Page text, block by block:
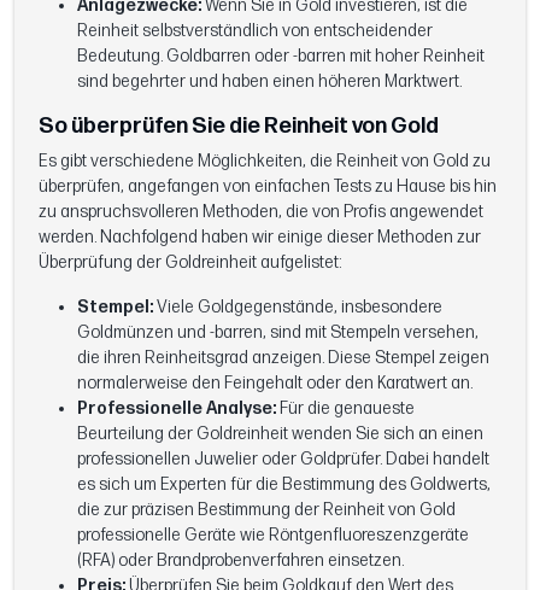
Anlagezwecke:Wenn Sie in Gold investieren, ist die
Reinheit selbstverständlich von entscheidender
Bedeutung. Goldbarren oder -barren mit hoher Reinheit
sind begehrter und haben einen höheren Marktwert.
So überprüfen Sie die Reinheit von Gold
Es gibt verschiedene Möglichkeiten, die Reinheit von Gold zu
überprüfen, angefangen von einfachen Tests zu Hause bis hin
zu anspruchsvolleren Methoden, die von Profis angewendet
werden. Nachfolgend haben wir einige dieser Methoden zur
Überprüfung der Goldreinheit aufgelistet:
Stempel:Viele Goldgegenstände, insbesondere
Goldmünzen und -barren, sind mit Stempeln versehen,
die ihren Reinheitsgrad anzeigen. Diese Stempel zeigen
normalerweise den Feingehalt oder den Karatwert an.
Professionelle Analyse: Für die genaueste
Beurteilung der Goldreinheit wenden Sie sich an einen
professionellen Juwelier oder Goldprüfer. Dabei handelt
es sich um Experten für die Bestimmung des Goldwerts,
die zur präzisen Bestimmung der Reinheit von Gold
professionelle Geräte wie Röntgenfluoreszenzgeräte
(RFA) oder Brandprobenverfahren einsetzen.
Preis:Überprüfen Sie beim Goldkauf den Wert des